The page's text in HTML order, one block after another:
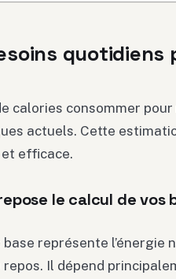
calories consommer
actuels. Cette
efficace.
le calcul de vos
représente l’énergie
Il dépend